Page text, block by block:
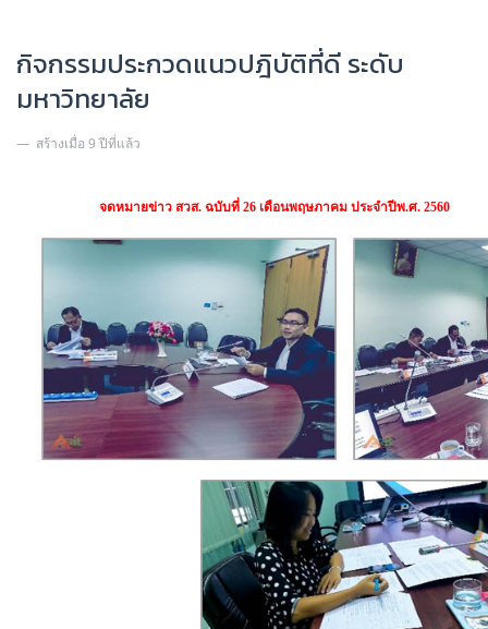
กิจกรรมประกวดแนวปฎิบัติที่ดี ระดับ
มหาวิทยาลัย
สร้างเมื่อ 9 ปีที่แล้ว
จดหมายข่าว สวส. ฉบับที่ 26 เดือนพฤษภาคม ประจำปีพ.ศ. 2560